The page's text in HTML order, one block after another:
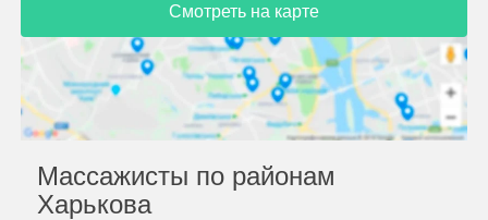
Смотреть на карте
Массажисты по районам
Харькова